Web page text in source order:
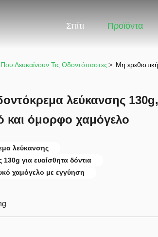
Σπίτι Προϊόντα
Που Λευκαίνουν Τις Οδοντόπαστες> Μη
λεύκανσης 130g,
και όμορφο χαμόγελο
λεύκανσης
για ευαίσθητα δόντια
χαμόγελο με εγγύηση